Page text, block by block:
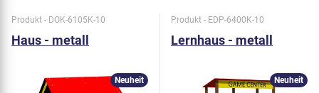
Produkt - DOK-6105K-10
Haus - metall
Neuheit
Produkt - EDP-6400K-10
Lernhaus - metall
Neuheit